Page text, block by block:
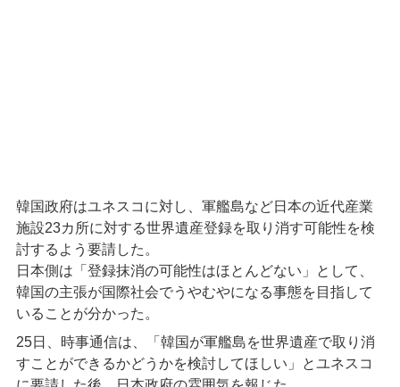
韓国政府はユネスコに対し、軍艦島など日本の近代産業
施設23カ所に対する世界遺産登録を取り消す可能性を検
討するよう要請した。
日本側は「登録抹消の可能性はほとんどない」として、
韓国の主張が国際社会でうやむやになる事態を目指して
いることが分かった。
25日、時事通信は、「韓国が軍艦島を世界遺産で取り消
すことができるかどうかを検討してほしい」とユネスコ